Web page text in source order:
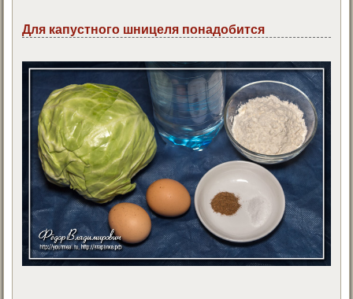
Для капустного шницеля понадобится